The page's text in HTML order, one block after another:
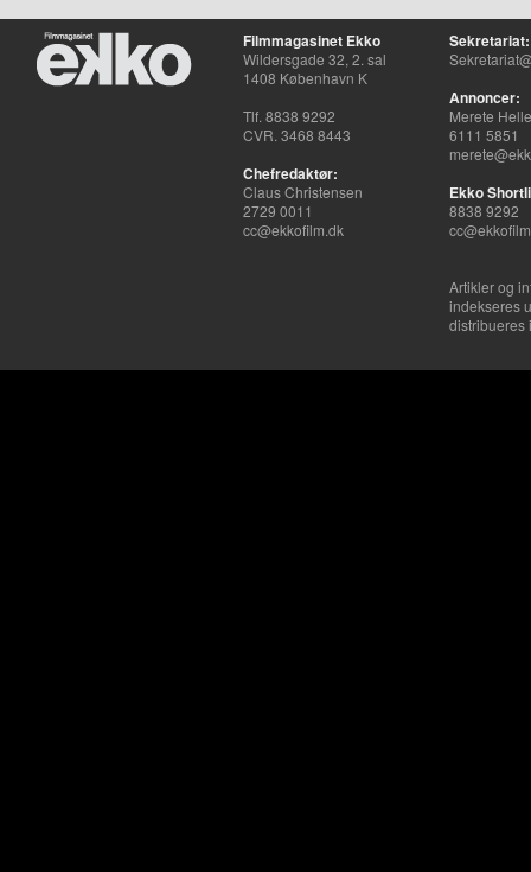
Filmmagasinet Ekko
Wildersgade 32, 2. sal
1408 København K
Tlf. 8838 9292
CVR. 3468 8443
Chefredaktør:
Claus Christensen
2729 0011
cc@ekkofilm.dk
Sekretariat:
Annoncer:
Merete
6111 5851
Ekko
8838 9292
Artikler og
indekseres
distribueres